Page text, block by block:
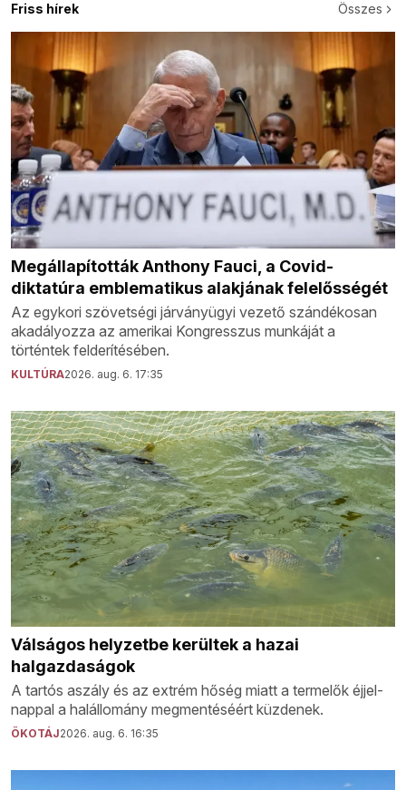
Friss hírek Összes
Megállapították Anthony Fauci, a Covid-
diktatúra emblematikus alakjának felelősségét
Az egykori szövetségi járványügyi vezető szándékosan
akadályozza az amerikai Kongresszus munkáját a
történtek felderítésében.
KULTÚRA2026. aug. 6. 17:35
Válságos helyzetbe kerültek a hazai
halgazdaságok
A tartós aszály és az extrém hőség miatt a termelők éjjel-
nappal a halállomány megmentéséért küzdenek.
ÖKOTÁJ2026. aug. 6. 16:35